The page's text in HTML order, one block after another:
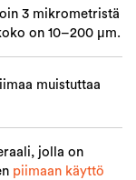
3 mikrometristä
on 10–200 µm.
muistuttaa
jolla on
piimaan käyttö